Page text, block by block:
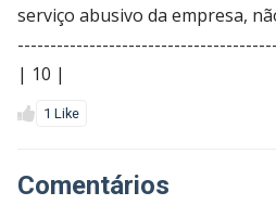
serviço abusivo da empresa,
| 10 |
1 Like
Comentários